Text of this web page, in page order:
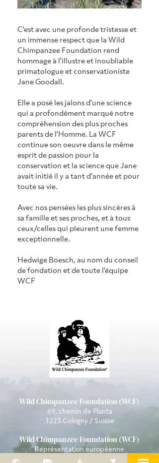
C'est avec une profonde tristesse et
un immense respect que la Wild
Chimpanzee Foundation rend
hommage à l'illustre et inoubliable
primatologue et conservationiste
Jane Goodall.
Elle a posé les jalons d'une science
qui a profondément marqué notre
compréhension des plus proches
parents de l'Homme. La WCF
continue son oeuvre dans le même
esprit de passion pour la
conservation et la science que Jane
avait initié il y a tant d'année et pour
toute sa vie.
Avec nos pensées les plus sincères à
sa famille et ses proches, et à tous
ceux/celles qui pleurent une femme
exceptionnelle.
Hedwige Boesch, au nom du conseil
de fondation et de toute l'équipe
WCF
Wild Chimpanzee Foundation (WCF)
69, chemin de Planta
1223 Cologny / Suisse
Wild Chimpanzee Foundation (WCF)
Représentation européenne
Bleichertstr. 2